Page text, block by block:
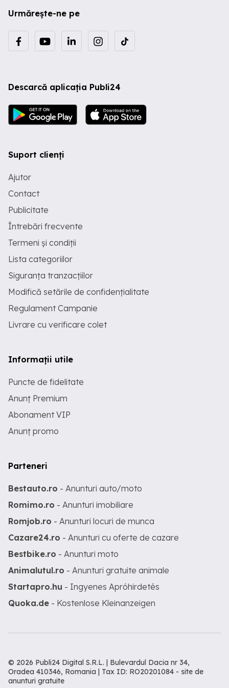
Urmărește-ne pe
Descarcă aplicația Publi24
Suport clienți
Ajutor
Contact
Publicitate
Întrebări frecvente
Termeni și condiții
Lista categoriilor
Siguranța tranzacțiilor
Modifică setările de confidențialitate
Regulament Campanie
Livrare cu verificare colet
Informații utile
Puncte de fidelitate
Anunț Premium
Abonament VIP
Anunț promo
Parteneri
Bestauto.ro - Anunturi auto/moto
Romimo.ro - Anunturi imobiliare
Romjob.ro - Anunturi locuri de munca
Cazare24.ro - Anunturi cu oferte de cazare
Bestbike.ro - Anunturi moto
Animalutul.ro - Anunturi gratuite animale
Startapro.hu - Ingyenes Apróhirdetés
Quoka.de - Kostenlose Kleinanzeigen
© 2026 Publi24 Digital S.R.L. | Bulevardul Dacia nr 34,
Oradea 410346, Romania | Tax ID: RO20201084 - site de
anunturi gratuite